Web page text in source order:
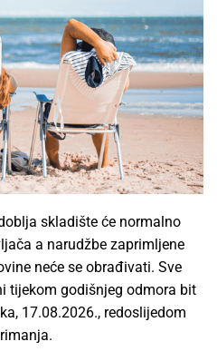
skladište će normalno
a narudžbe zaprimljene
neće se obrađivati. Sve
tijekom godišnjeg odmora bit
17.08.2026., redoslijedom
(0)